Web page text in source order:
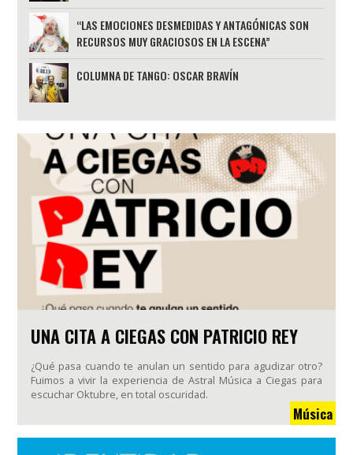
“LAS EMOCIONES DESMEDIDAS Y ANTAGÓNICAS SON
RECURSOS MUY GRACIOSOS EN LA ESCENA”
COLUMNA DE TANGO: OSCAR BRAVÍN
UNA CITA A CIEGAS CON PATRICIO REY
¿Qué pasa cuando te anulan un sentido para agudizar otro?
Fuimos a vivir la experiencia de Astral Música a Ciegas para
escuchar Oktubre, en total oscuridad.
Música